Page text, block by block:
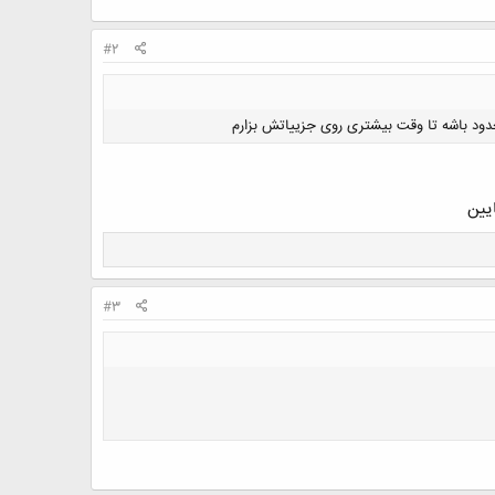
#2
باشه تا وقت بیشتری روی جزییاتش بزارم
#3